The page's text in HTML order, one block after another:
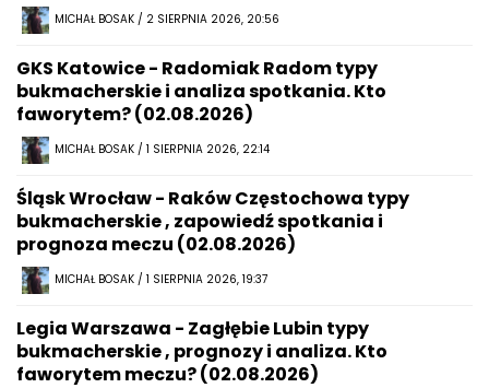
MICHAŁ BOSAK / 2 SIERPNIA 2026, 20:56
GKS Katowice - Radomiak Radom typy
bukmacherskie i analiza spotkania. Kto
faworytem? (02.08.2026)
MICHAŁ BOSAK / 1 SIERPNIA 2026, 22:14
Śląsk Wrocław - Raków Częstochowa typy
bukmacherskie , zapowiedź spotkania i
prognoza meczu (02.08.2026)
MICHAŁ BOSAK / 1 SIERPNIA 2026, 19:37
Legia Warszawa - Zagłębie Lubin typy
bukmacherskie , prognozy i analiza. Kto
faworytem meczu? (02.08.2026)